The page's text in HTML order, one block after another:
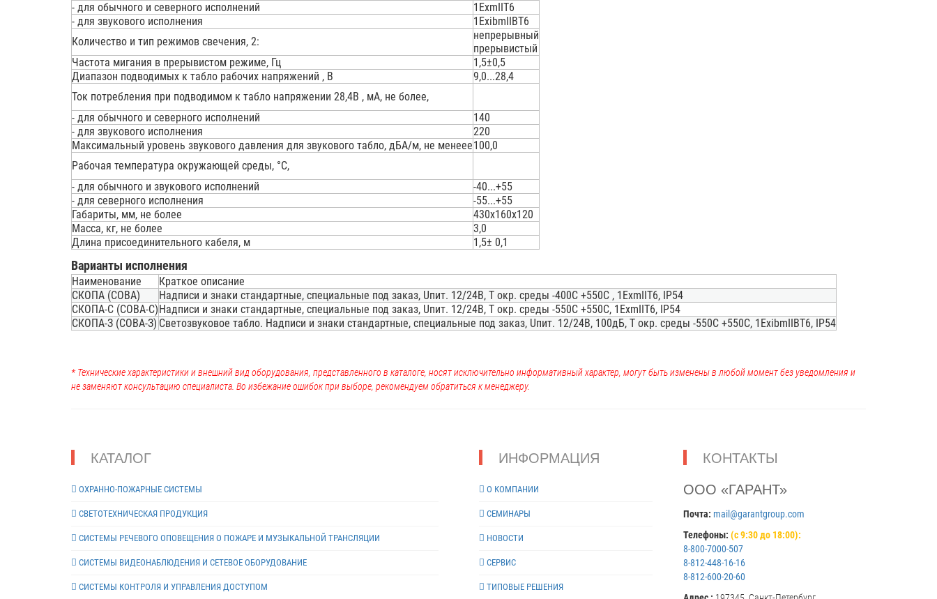
- для обычного и северного исполнений
1ExmIIT6
- для звукового исполнения
1ExibmIIBT6
Количество и тип режимов свечения, 2:
непрерывный
прерывистый
Частота мигания в прерывистом режиме, Гц
1,5±0,5
Диапазон подводимых к табло рабочих напряжений , В
9,0...28,4
Ток потребления при подводимом к табло напряжении 28,4В , мА, не более,
- для обычного и северного исполнений
140
- для звукового исполнения
220
Максимальный уровень звукового давления для звукового табло, дБА/м, не менеее100,0
Рабочая температура окружающей среды, °С,
- для обычного и звукового исполнений
-40...+55
- для северного исполнения
-55...+55
Габариты, мм, не более
430х160х120
Масса, кг, не более
3,0
Длина присоединительного кабеля, м
1,5± 0,1
Варианты исполнения
Наименование
Краткое описание
СКОПА (СОВА)
Надписи и знаки стандартные, специальные под заказ, Uпит. 12/24В, Т окр. среды -400С +550С , 1ExmIIT6, IP54
СКОПА-С (СОВА-С)Надписи и знаки стандартные, специальные под заказ, Uпит. 12/24В, Т окр. среды -550С +550С, 1ExmIIT6, IP54
СКОПА-З (СОВА-З) Светозвуковое табло. Надписи и знаки стандартные, специальные под заказ, Uпит. 12/24В, 100дБ, Т окр. среды -550С +550С, 1ExibmIIBT6, IP54
* Технические характеристики и внешний вид оборудования, представленного в каталоге, носят исключительно информативный характер, могут быть изменены в любой момент без уведомления и
не заменяют консультацию специалиста. Во избежание ошибок при выборе, рекомендуем обратиться к менеджеру.
КАТАЛОГ
ОХРАННО-ПОЖАРНЫЕ СИСТЕМЫ
СВЕТОТЕХНИЧЕСКАЯ ПРОДУКЦИЯ
СИСТЕМЫ РЕЧЕВОГО ОПОВЕЩЕНИЯ О ПОЖАРЕ И МУЗЫКАЛЬНОЙ ТРАНСЛЯЦИИ
СИСТЕМЫ ВИДЕОНАБЛЮДЕНИЯ И СЕТЕВОЕ ОБОРУДОВАНИЕ
СИСТЕМЫ КОНТРОЛЯ И УПРАВЛЕНИЯ ДОСТУПОМ
ИНФОРМАЦИЯ
О КОМПАНИИ
СЕМИНАРЫ
НОВОСТИ
СЕРВИС
ТИПОВЫЕ РЕШЕНИЯ
КОНТАКТЫ
ООО «ГАРАНТ»
Почта: mail@garantgroup.com
Телефоны: (с 9:30 до 18:00):
8-800-7000-507
8-812-448-16-16
8-812-600-20-60